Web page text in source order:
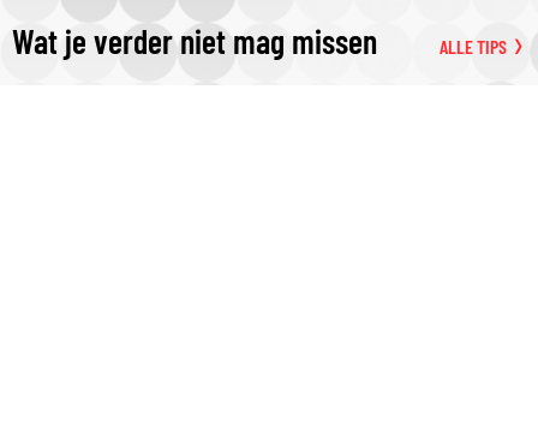
Wat je verder niet mag missen ALLE TIPS